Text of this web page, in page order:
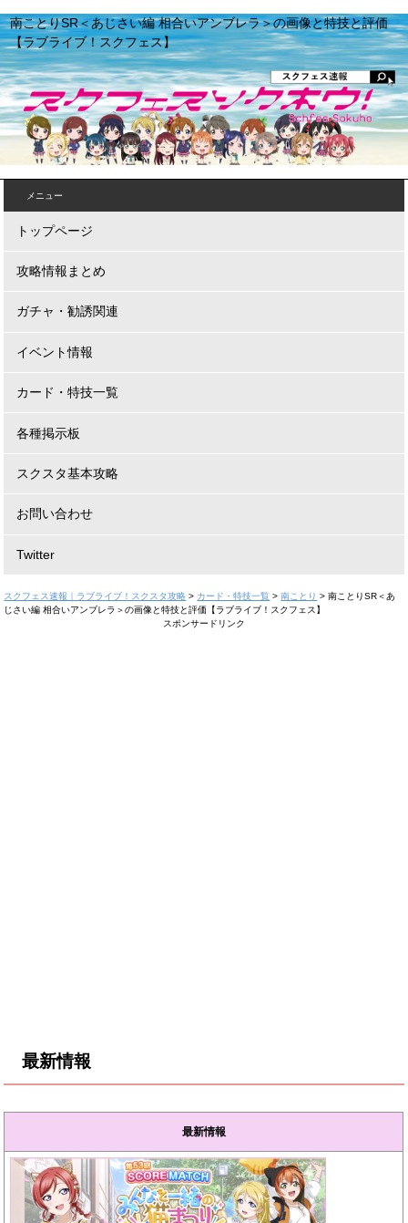
南ことりSR＜あじさい編 相合いアンブレラ＞の画像と特技と評価
【ラブライブ！スクフェス】
メニュー
トップページ
攻略情報まとめ
ガチャ・勧誘関連
イベント情報
カード・特技一覧
各種掲示板
スクスタ基本攻略
お問い合わせ
Twitter
スクフェス速報｜ラブライブ！スクスタ攻略 > カード・特技一覧 >南ことり >南ことりSR＜あ
じさい編 相合いアンブレラ＞の画像と特技と評価【ラブライブ！スクフェス】
スポンサードリンク
最新情報
最新情報